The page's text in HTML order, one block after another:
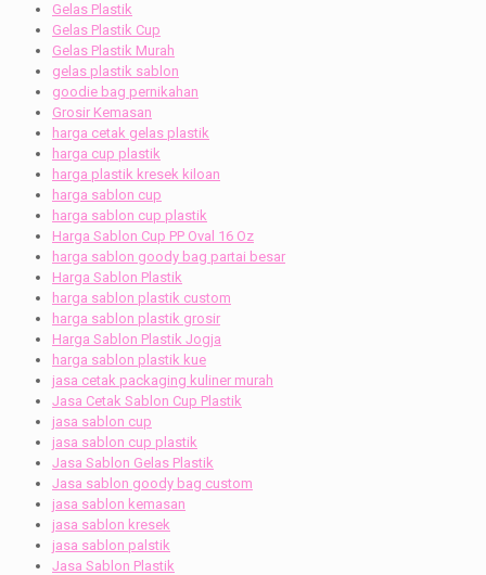
Gelas Plastik
Gelas Plastik Cup
Gelas Plastik Murah
gelas plastik sablon
goodie bag pernikahan
Grosir Kemasan
harga cetak gelas plastik
harga cup plastik
harga plastik kresek kiloan
harga sablon cup
harga sablon cup plastik
Harga Sablon Cup PP Oval 16 Oz
harga sablon goody bag partai besar
Harga Sablon Plastik
harga sablon plastik custom
harga sablon plastik grosir
Harga Sablon Plastik Jogja
harga sablon plastik kue
jasa cetak packaging kuliner murah
Jasa Cetak Sablon Cup Plastik
jasa sablon cup
jasa sablon cup plastik
Jasa Sablon Gelas Plastik
Jasa sablon goody bag custom
jasa sablon kemasan
jasa sablon kresek
jasa sablon palstik
Jasa Sablon Plastik